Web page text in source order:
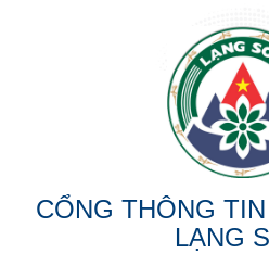
CỔNG THÔNG
LẠNG